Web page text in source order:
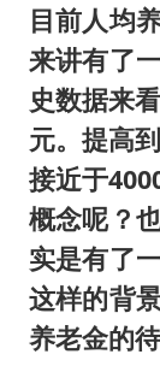
目前人均
来讲有了
史数据来
元。提高
接近于
概念呢？
实是有了
这样的背
养老金的待